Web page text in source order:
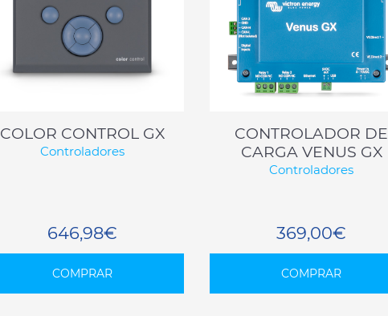
COLOR CONTROL GX
Controladores
646,98€
COMPRAR
CONTROLADOR DE
CARGA VENUS GX
Controladores
369,00€
COMPRAR